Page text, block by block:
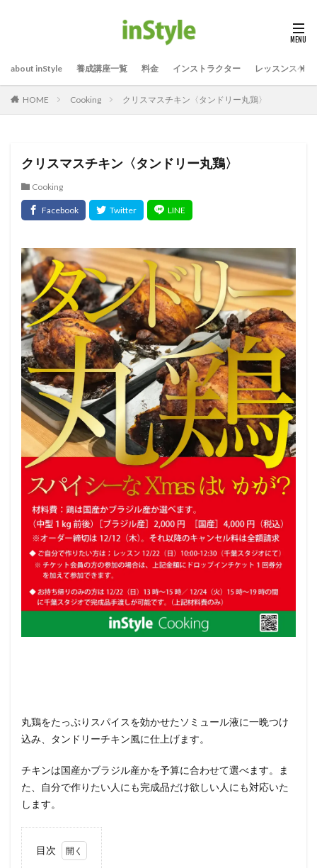
about inStyle 養成講座一覧 料金 インストラクター レッスンスケジ
HOME Cooking クリスマスチキン〈タンドリー丸鶏〉
クリスマスチキン〈タンドリー丸鶏〉
Cooking
丸鶏をたっぷりスパイスを効かせたソミュール液に一晩つけ
込み、タンドリーチキン風に仕上げます。
チキンは国産かブラジル産かを予算に合わせて選べます。ま
た、自分で作りたい人にも完成品だけ欲しい人にも対応いた
します。
目次